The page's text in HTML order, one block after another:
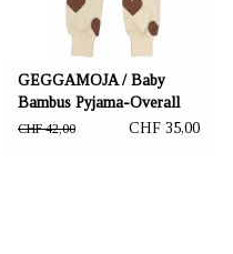
GEGGAMOJA / Baby
Bambus Pyjama-Overall
"Brown Heart"
CHF 42,00 CHF 35,00